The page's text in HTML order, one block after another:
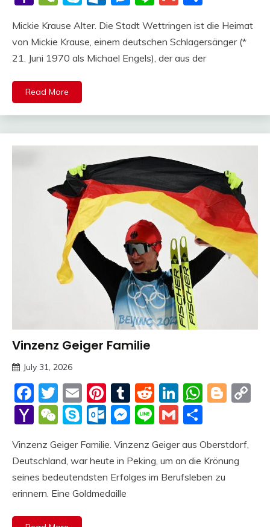
Mickie Krause Alter. Die Stadt Wettringen ist die Heimat
von Mickie Krause, einem deutschen Schlagersänger (*
21. Juni 1970 als Michael Engels), der aus der
Read More
Trends
Vinzenz Geiger Familie
July 31, 2026
Facebook
Twitter
EmailPinterest
Tumblr
Reddit
LinkedIn
Yahoo
WeChat
SkypeOutlook.com
Messenger
LineGmail
Vinzenz Geiger Familie. Vinzenz Geiger aus Oberstdorf,
Deutschland, war heute in Peking, um an die Krönung
seines bedeutendsten Erfolges im Berufsleben zu
erinnern. Eine Goldmedaille